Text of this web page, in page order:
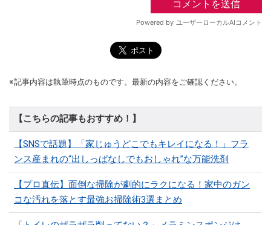
※記事内容は執筆時点のものです。最新の内容をご確認ください。
【こちらの記事もおすすめ！】
【SNSで話題】「家じゅうどこでもキレイになる！」フラ
ンス産まれの“出しっぱなしでもおしゃれ”な万能洗剤
【プロ直伝】面倒な掃除が劇的にラクになる！家中のガン
コな汚れを落とす最強お掃除術3選まとめ